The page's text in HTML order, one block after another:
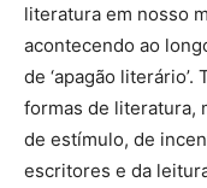
literatura em nosso
acontecendo ao
de ‘apagão
formas de literatura,
de estímulo, de
escritores e da